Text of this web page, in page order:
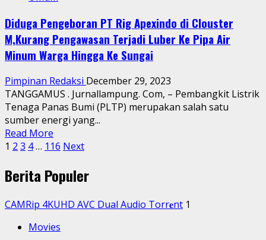
Jojo
Rumampuk
Siap
Kembangkan
PJS
di
Gorontalo
Diduga Pengeboran PT Rig Apexindo di Clouster
M,Kurang Pengawasan Terjadi Luber Ke Pipa Air
Minum Warga Hingga Ke Sungai
Pimpinan Redaksi December 29, 2023
TANGGAMUS . Jurnallampung. Com, – Pembangkit Listrik
Tenaga Panas Bumi (PLTP) merupakan salah satu
sumber energi yang...
Read More
more
Diduga
Pengeboran
PT
Rig
Apexindo
Posts
pagination
1 2 3 4… 116 Next
Berita Populer
CAMRip 4KUHD AVC Dual Audio Torr𝐞nt 1
Movies